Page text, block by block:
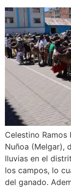
Celestino
Nuñoa (Melgar),
lluvias en el
los campos, lo
del ganado.